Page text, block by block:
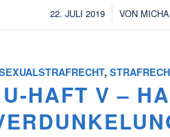
22. JULI 2019
/ VON
,
U-HAFT V –